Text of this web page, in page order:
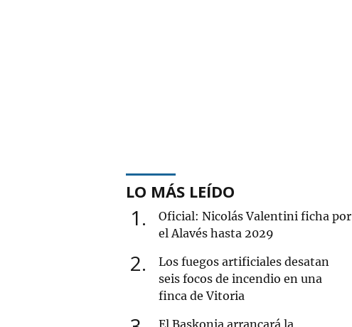
LO MÁS LEÍDO
1
Oficial: Nicolás Valentini ficha por
el Alavés hasta 2029
2
Los fuegos artificiales desatan
seis focos de incendio en una
finca de Vitoria
El Baskonia arrancará la